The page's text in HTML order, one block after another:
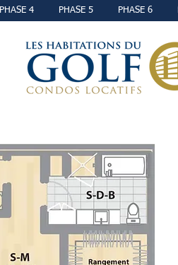
PHASE 4 PHASE 5 PHASE 6